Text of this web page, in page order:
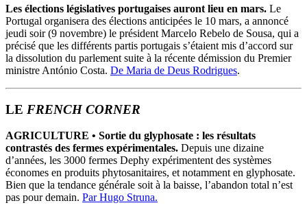
Les élections législatives portugaises auront lieu en mars. Le
Portugal organisera des élections anticipées le 10 mars, a annoncé
jeudi soir (9 novembre) le président Marcelo Rebelo de Sousa, qui a
précisé que les différents partis portugais s’étaient mis d’accord sur
la dissolution du parlement suite à la récente démission du Premier
ministre António Costa. De Maria de Deus Rodrigues.
LE FRENCH CORNER
AGRICULTURE • Sortie du glyphosate : les résultats
contrastés des fermes expérimentales. Depuis une dizaine
d’années, les 3000 fermes Dephy expérimentent des systèmes
économes en produits phytosanitaires, et notamment en glyphosate.
Bien que la tendance générale soit à la baisse, l’abandon total n’est
pas pour demain. Par Hugo Struna.